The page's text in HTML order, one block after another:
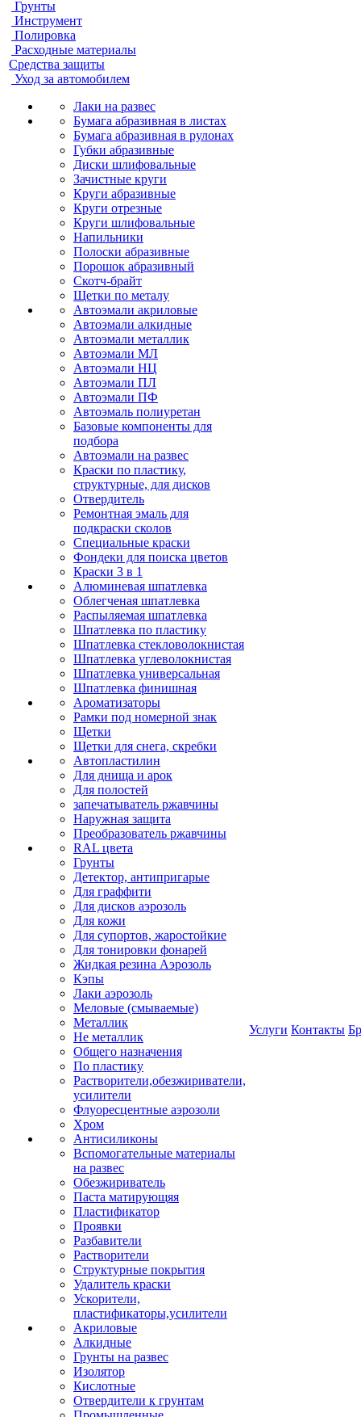
Грунты
Инструмент
Полировка
Расходные материалы
Средства защиты
Уход за автомобилем
Лаки на развес
Бумага абразивная в листах
Бумага абразивная в рулонах
Губки абразивные
Диски шлифовальные
Зачистные круги
Круги абразивные
Круги отрезные
Круги шлифовальные
Напильники
Полоски абразивные
Порошок абразивный
Скотч-брайт
Щетки по металу
Автоэмали акриловые
Автоэмали алкидные
Автоэмали металлик
Автоэмали МЛ
Автоэмали НЦ
Автоэмали ПЛ
Автоэмали ПФ
Автоэмаль полиуретан
Базовые компоненты для
подбора
Автоэмали на развес
Краски по пластику,
структурные, для дисков
Отвердитель
Ремонтная эмаль для
подкраски сколов
Специальные краски
Фондеки для поиска цветов
Краски 3 в 1
Алюминевая шпатлевка
Облегченая шпатлевка
Распыляемая шпатлевка
Шпатлевка по пластику
Шпатлевка стекловолокнистая
Шпатлевка углеволокнистая
Шпатлевка универсальная
Шпатлевка финишная
Ароматизаторы
Рамки под номерной знак
Щетки
Щетки для снега, скребки
Автопластилин
Для днища и арок
Для полостей
запечатыватель ржавчины
Наружная защита
Преобразователь ржавчины
RAL цвета
Грунты
Детектор, антипригарые
Для граффити
Для дисков аэрозоль
Для кожи
Для супортов, жаростойкие
Для тонировки фонарей
Жидкая резина Аэрозоль
Кэпы
Лаки аэрозоль
Меловые (смываемые)
Металлик
Не металлик
Общего назначения
По пластику
Растворители,обезжириватели,
усилители
Флуоресцентные аэрозоли
Хром
Антисиликоны
Вспомогательные материалы
на развес
Обезжириватель
Паста матирующяя
Пластификатор
Проявки
Разбавители
Растворители
Структурные покрытия
Удалитель краски
Ускорители,
пластификаторы,усилители
Акриловые
Алкидные
Грунты на развес
Изолятор
Кислотные
Отвердители к грунтам
Услуги Контакты